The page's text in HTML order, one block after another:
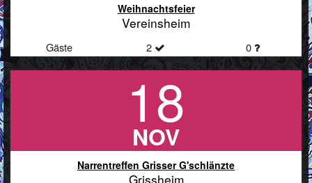
Weihnachtsfeier
Vereinsheim
Gäste 2 0
18
NOV
Narrentreffen Grisser G'schlänzte
Grissheim